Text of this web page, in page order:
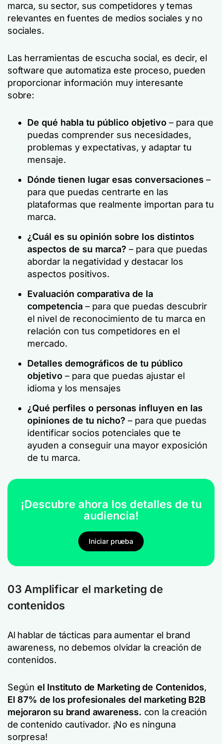
marca, su sector, sus competidores y temas
relevantes en fuentes de medios sociales y no
sociales.
Las herramientas de escucha social, es decir, el
software que automatiza este proceso, pueden
proporcionar información muy interesante
sobre:
De qué habla tu público objetivo – para que
puedas comprender sus necesidades,
problemas y expectativas, y adaptar tu
mensaje.
Dónde tienen lugar esas conversaciones –
para que puedas centrarte en las
plataformas que realmente importan para tu
marca.
¿Cuál es su opinión sobre los distintos
aspectos de su marca? – para que puedas
abordar la negatividad y destacar los
aspectos positivos.
Evaluación comparativa de la
competencia – para que puedas descubrir
el nivel de reconocimiento de tu marca en
relación con tus competidores en el
mercado.
Detalles demográficos de tu público
objetivo – para que puedas ajustar el
idioma y los mensajes
¿Qué perfiles o personas influyen en las
opiniones de tu nicho? – para que puedas
identificar socios potenciales que te
ayuden a conseguir una mayor exposición
de tu marca.
¡Descubre ahora los detalles de tu
audiencia!
Iniciar prueba
03 Amplificar el marketing de
contenidos
Al hablar de tácticas para aumentar el brand
awareness, no debemos olvidar la creación de
contenidos.
Según el Instituto de Marketing de Contenidos,
El 87% de los profesionales del marketing B2B
mejoraron su brand awareness. con la creación
de contenido cautivador. ¡No es ninguna
sorpresa!